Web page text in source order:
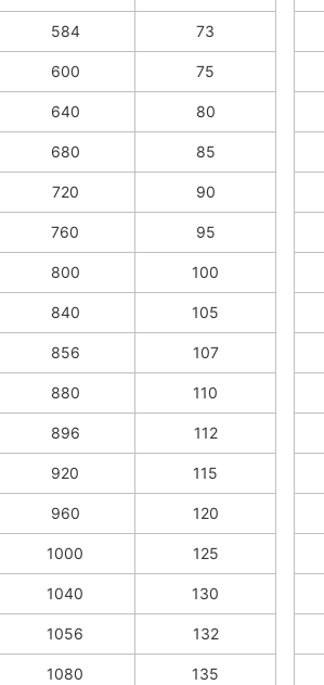
584 73
600 75
640 80
680 85
720 90
760 95
800 100
840 105
856 107
880 110
896 112
920 115
960 120
1000 125
1040 130
1056 132
1080 135